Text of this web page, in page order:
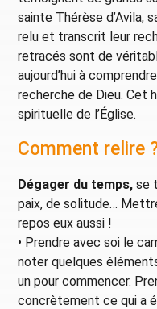
sainte Thérèse d’Avila,
relu et transcrit leur
retracés sont de
aujourd’hui à
recherche de Dieu. Cet
spirituelle de l’Église.
Comment relire
Dégager du temps, se
paix, de solitude…
repos eux aussi !
• Prendre avec soi le
noter quelques
un pour commencer.
concrètement ce qui a